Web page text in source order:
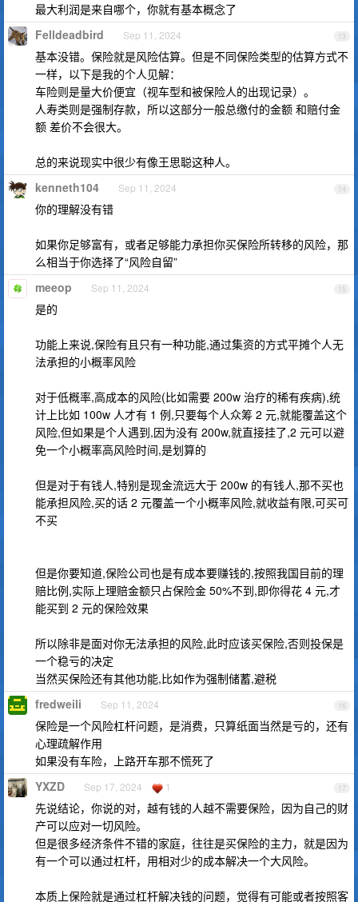
最大利润是来自哪个，你就有基本概念了
13
Felldeadbird Sep 11, 2024
基本没错。保险就是风险估算。但是不同保险类型的估算方式不
一样，以下是我的个人见解：
车险则是量大价便宜（视车型和被保险人的出现记录）。
人寿类则是强制存款，所以这部分一般总缴付的金额 和赔付金
额 差价不会很大。
总的来说现实中很少有像王思聪这种人。
14
kenneth104 Sep 11, 2024
你的理解没有错
如果你足够富有，或者足够能力承担你买保险所转移的风险，那
么相当于你选择了“风险自留”
15
meeop Sep 11, 2024
是的
功能上来说,保险有且只有一种功能,通过集资的方式平摊个人无
法承担的小概率风险
对于低概率,高成本的风险(比如需要 200w 治疗的稀有疾病),统
计上比如 100w 人才有 1 例,只要每个人众筹 2 元,就能覆盖这个
风险,但如果是个人遇到,因为没有 200w,就直接挂了,2 元可以避
免一个小概率高风险时间,是划算的
但是对于有钱人,特别是现金流远大于 200w 的有钱人,那不买也
能承担风险,买的话 2 元覆盖一个小概率风险,就收益有限,可买可
不买
但是你要知道,保险公司也是有成本要赚钱的,按照我国目前的理
赔比例,实际上理赔金额只占保险金 50%不到,即你得花 4 元,才
能买到 2 元的保险效果
所以除非是面对你无法承担的风险,此时应该买保险,否则投保是
一个稳亏的决定
当然买保险还有其他功能,比如作为强制储蓄,避税
16
fredweili Sep 11, 2024
保险是一个风险杠杆问题，是消费，只算纸面当然是亏的，还有
心理疏解作用
如果没有车险，上路开车那不慌死了
17
YXZD Sep 17, 2024 1
先说结论，你说的对，越有钱的人越不需要保险，因为自己的财
产可以应对一切风险。
但是很多经济条件不错的家庭，往往是买保险的主力，就是因为
有一个可以通过杠杆，用相对少的成本解决一个大风险。
本质上保险就是通过杠杆解决钱的问题，觉得有可能或者按照客